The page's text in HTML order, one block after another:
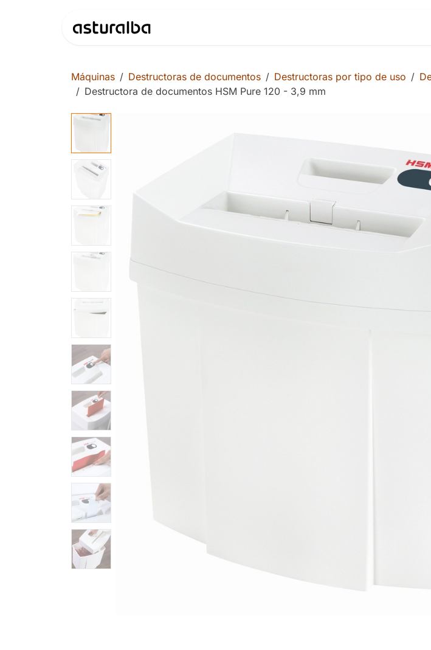
Máquinas Destructoras de documentos Destructoras por tipo de uso
Destructora de documentos HSM Pure 120 - 3,9 mm